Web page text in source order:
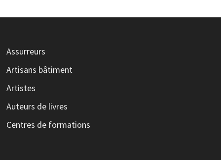
Assurreurs
Artisans bâtiment
Artistes
Auteurs de livres
Centres de formations